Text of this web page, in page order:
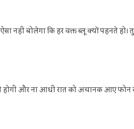
नहीं बोलेगा कि हर वक्त ब्‍लू क्यों पहनते हो।
होगी और ना आधी रात को अचानक आए फोन